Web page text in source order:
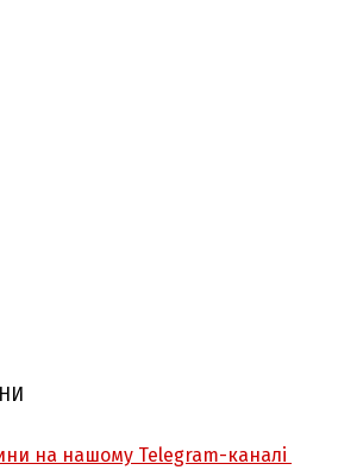
на нашому Telegram-каналі